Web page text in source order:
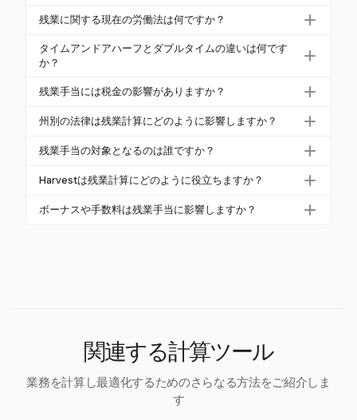
残業手当を計算するには、まず総週収を労働時間で
て、週40時間を超えた残業時間を計算します。たと
えば、通常の賃金率が$20/時間で、45時間働いた場
合、残業手当はその追加の5時間に対して$150にな
ります。
残業に関する現在の労働法は何ですか？
公正労働基準法（FLSA）は、非免除従業員に対し
て、週40時間を超えて働いた時間に対して通常の賃
法は、カリフォルニア州のように、追加の要件を課
すことがあります。
タイムアンドアハーフとダブルタイムの違いは何です
か？
タイムアンドアハーフは、通常の賃金率の1.5倍の残
す。ダブルタイムは、カリフォルニア州のように、
に適用されることがよくあります。
残業手当には税金の影響がありますか？
はい、残業手当は標準の所得税の対象となります。2
e, Big, Beautiful Actに基づいて税控除対象となる可能
州別の法律は残業計算にどのように影響しますか？
州法は、連邦基準を超える異なる残業要件を義務付
では、1日8時間を超えた場合に日別の残業手当が必
す。雇用主は、従業員に最も有利な法律に従う必要
残業手当の対象となるのは誰ですか？
残業手当の対象はFLSAによって決定されます。非免
当しない限り、週40時間を超えて働いた時間に対し
Harvestは残業計算にどのように役立ちますか？
Harvestは、作業時間を追跡し、報酬を計算するため
ボーナスや手数料は残業手当に影響しますか？
関連する計算ツール
業務を計算し最適化するためのさらなる方法をご紹介しま
す